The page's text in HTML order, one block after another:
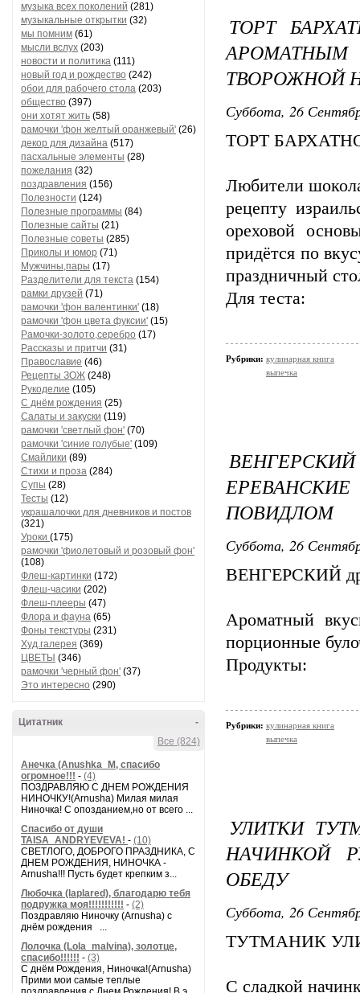
музыка всех поколений (281)
музыкальные открытки (32)
мы помним (61)
мысли вслух (203)
новости и политика (111)
новый год и рождество (242)
обои для рабочего стола (203)
общество (397)
они хотят жить (58)
рамочки 'фон желтый оранжевый' (26)
декор для дизайна (517)
пасхальные элементы (28)
пожелания (32)
поздравления (156)
Полезности (124)
Полезные программы (84)
Полезные сайты (21)
Полезные советы (285)
Приколы и юмор (71)
Мужчины,пары (17)
Разделители для текста (154)
рамки друзей (71)
рамочки 'фон валентинки' (18)
рамочки 'фон цвета фуксии' (15)
Рамочки-золото,серебро (17)
Рассказы и притчи (31)
Православие (46)
Рецепты ЗОЖ (248)
Рукоделие (105)
С днём рождения (25)
Салаты и закуски (119)
рамочки 'светлый фон' (70)
рамочки 'синие голубые' (109)
Смайлики (89)
Стихи и проза (284)
Супы (28)
Тесты (12)
украшалочки для дневников и постов
(321)
Уроки (175)
рамочки 'фиолетовый и розовый фон'
(108)
Флеш-картинки (172)
Флеш-часики (202)
Флеш-плееры (47)
Флора и фауна (65)
Фоны текстуры (231)
Худ.галерея (369)
ЦВЕТЫ (346)
рамочки 'черный фон' (37)
Это интересно (290)
-
Цитатник
Все (824)
Анечка (Anushka_M, спасибо
огромное!!! - (4)
ПОЗДРАВЛЯЮ С ДНЕМ РОЖДЕНИЯ
НИНОЧКУ!(Arnusha) Милая милая
Ниночка! С опозданием,но от всего ...
Спасибо от души
TAISA_ANDRYEVEVA! - (10)
СВЕТЛОГО, ДОБРОГО ПРАЗДНИКА, С
ДНЕМ РОЖДЕНИЯ, НИНОЧКА -
Arnusha!!! Пусть будет крепким з...
Любочка (laplared), благодарю тебя
подружка моя!!!!!!!!!!! - (2)
Поздравляю Ниночку (Arnusha) с
днём рождения ...
Лолочка (Lola_malvina), золотце,
спасибо!!!!!! - (3)
С днём Рождения, Ниночка!(Аrnusha)
Прими мои самые теплые
ТОРТ
ТВОРОЖНОЙ
Суббота, 26
ТОРТ
Любители
рецепту
ореховой
придётся по
праздничный
Для теста:
Рубрики: кулинарная книга
выпечка
ПОВИДЛОМ
Суббота, 26
ВЕНГЕРСКИЙ
Ароматный
порционные
Продукты:
Рубрики: кулинарная книга
выпечка
УЛИТКИ
НАЧИНКОЙ
ОБЕДУ
Суббота, 26
ТУТМАНИК
С сладкой